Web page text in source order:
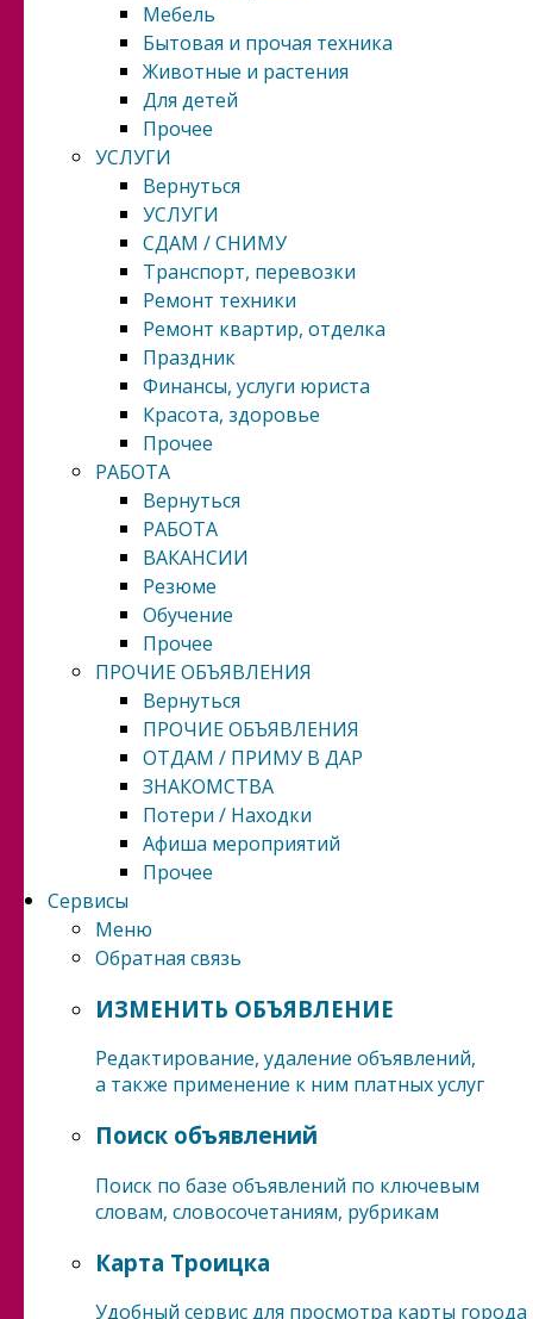
Мебель
Бытовая и прочая техника
Животные и растения
Для детей
Прочее
УСЛУГИ
Вернуться
УСЛУГИ
СДАМ / СНИМУ
Транспорт, перевозки
Ремонт техники
Ремонт квартир, отделка
Праздник
Финансы, услуги юриста
Красота, здоровье
Прочее
РАБОТА
Вернуться
РАБОТА
ВАКАНСИИ
Резюме
Обучение
Прочее
ПРОЧИЕ ОБЪЯВЛЕНИЯ
Вернуться
ПРОЧИЕ ОБЪЯВЛЕНИЯ
ОТДАМ / ПРИМУ В ДАР
ЗНАКОМСТВА
Потери / Находки
Афиша мероприятий
Прочее
Сервисы
Меню
Обратная связь
ИЗМЕНИТЬ ОБЪЯВЛЕНИЕ
Редактирование, удаление объявлений,
а также применение к ним платных услуг
Поиск объявлений
Поиск по базе объявлений по ключевым
словам, словосочетаниям, рубрикам
Карта Троицка
Удобный сервис для просмотра карты города